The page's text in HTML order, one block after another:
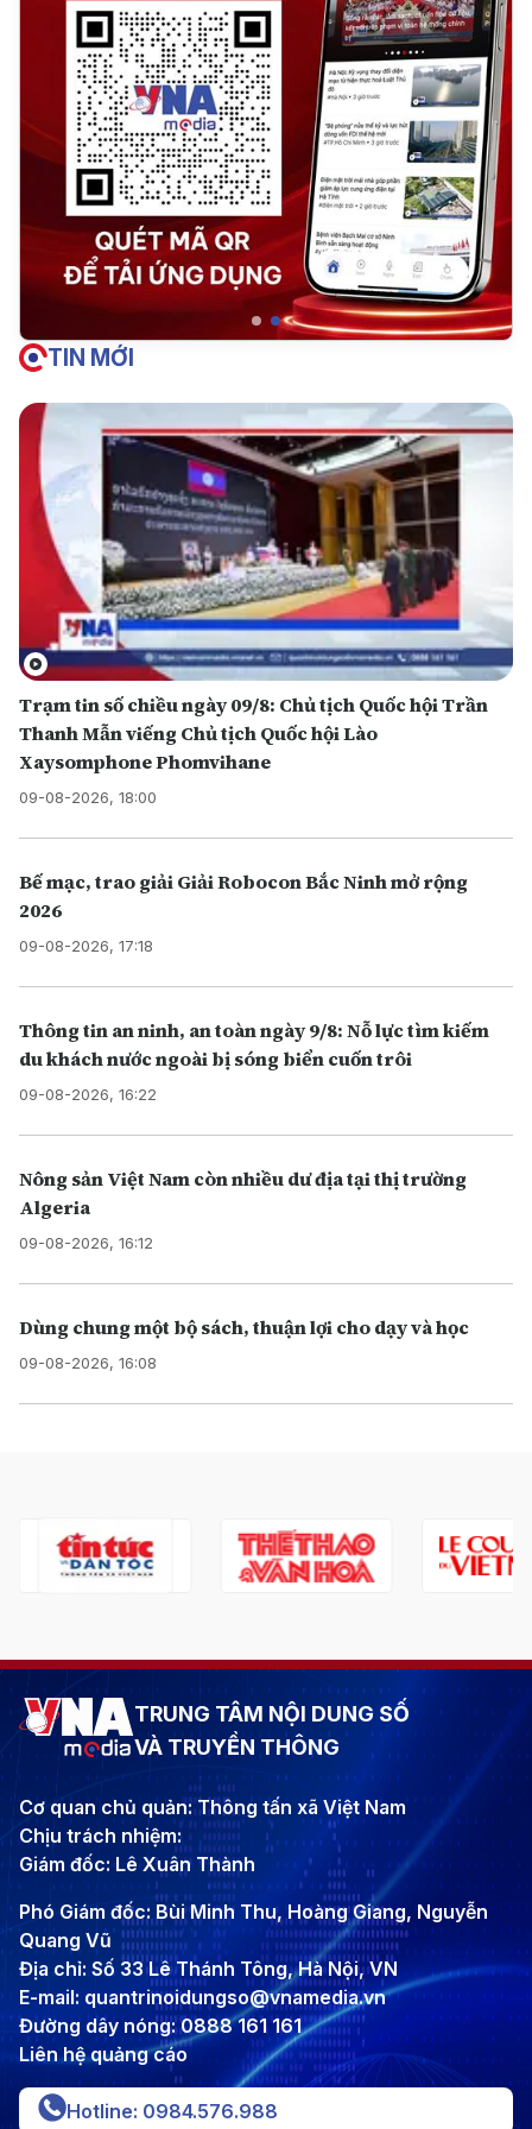
TIN MỚI
Trạm tin số chiều ngày 09/8: Chủ tịch Quốc hội Trần
Thanh Mẫn viếng Chủ tịch Quốc hội Lào
Xaysomphone Phomvihane
09-08-2026, 18:00
Bế mạc, trao giải Giải Robocon Bắc Ninh mở rộng
2026
09-08-2026, 17:18
Thông tin an ninh, an toàn ngày 9/8: Nỗ lực tìm kiếm
du khách nước ngoài bị sóng biển cuốn trôi
09-08-2026, 16:22
Nông sản Việt Nam còn nhiều dư địa tại thị trường
Algeria
09-08-2026, 16:12
Dùng chung một bộ sách, thuận lợi cho dạy và học
09-08-2026, 16:08
TRUNG TÂM NỘI DUNG SỐ
VÀ TRUYỀN THÔNG
Cơ quan chủ quản: Thông tấn xã Việt Nam
Chịu trách nhiệm:
Giám đốc: Lê Xuân Thành
Phó Giám đốc: Bùi Minh Thu, Hoàng Giang, Nguyễn
Quang Vũ
Địa chỉ: Số 33 Lê Thánh Tông, Hà Nội, VN
E-mail: quantrinoidungso@vnamedia.vn
Đường dây nóng: 0888 161 161
Liên hệ quảng cáo
Hotline: 0984.576.988